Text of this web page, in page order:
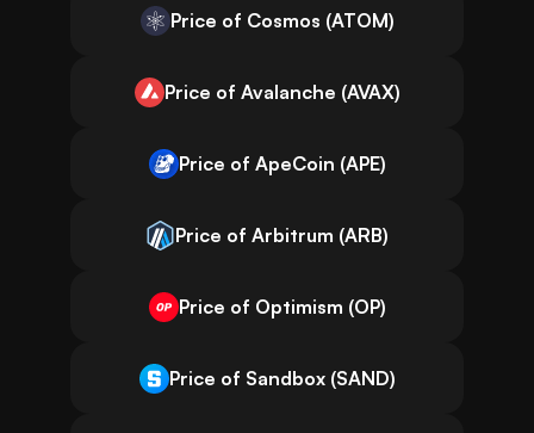
Price of Cosmos (ATOM)
Price of Avalanche (AVAX)
Price of ApeCoin (APE)
Price of Arbitrum (ARB)
Price of Optimism (OP)
Price of Sandbox (SAND)